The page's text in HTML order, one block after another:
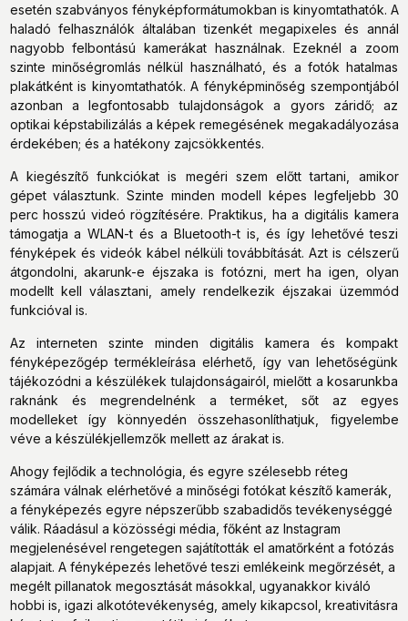
esetén szabványos fényképformátumokban is kinyomtathatók. A
haladó felhasználók általában tizenkét megapixeles és annál
nagyobb felbontású kamerákat használnak. Ezeknél a zoom
szinte minőségromlás nélkül használható, és a fotók hatalmas
plakátként is kinyomtathatók. A fényképminőség szempontjából
azonban a legfontosabb tulajdonságok a gyors záridő; az
optikai képstabilizálás a képek remegésének megakadályozása
érdekében; és a hatékony zajcsökkentés.
A kiegészítő funkciókat is megéri szem előtt tartani, amikor
gépet választunk. Szinte minden modell képes legfeljebb 30
perc hosszú videó rögzítésére. Praktikus, ha a digitális kamera
támogatja a WLAN-t és a Bluetooth-t is, és így lehetővé teszi
fényképek és videók kábel nélküli továbbítását. Azt is célszerű
átgondolni, akarunk-e éjszaka is fotózni, mert ha igen, olyan
modellt kell választani, amely rendelkezik éjszakai üzemmód
funkcióval is.
Az interneten szinte minden digitális kamera és kompakt
fényképezőgép termékleírása elérhető, így van lehetőségünk
tájékozódni a készülékek tulajdonságairól, mielőtt a kosarunkba
raknánk és megrendelnénk a terméket, sőt az egyes
modelleket így könnyedén összehasonlíthatjuk, figyelembe
véve a készülékjellemzők mellett az árakat is.
Ahogy fejlődik a technológia, és egyre szélesebb réteg
számára válnak elérhetővé a minőségi fotókat készítő kamerák,
a fényképezés egyre népszerűbb szabadidős tevékenységgé
válik. Ráadásul a közösségi média, főként az Instagram
megjelenésével rengetegen sajátították el amatőrként a fotózás
alapjait. A fényképezés lehetővé teszi emlékeink megőrzését, a
megélt pillanatok megosztását másokkal, ugyanakkor kiváló
hobbi is, igazi alkotótevékenység, amely kikapcsol, kreativitásra